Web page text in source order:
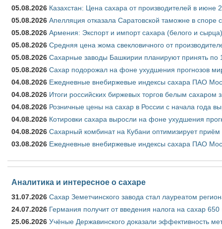
05.08.2026 Казахстан: Цена сахара от производителей в июне
05.08.2026 Апелляция отказала Саратовской таможне в
05.08.2026 Армения: Экспорт и импорт сахара (белого и
05.08.2026 Средняя цена жома свекловичного от
05.08.2026 Сахарные заводы Башкирии планируют принять по
05.08.2026 Сахар подорожал на фоне ухудшения прогнозов
04.08.2026 Ежедневные внебиржевые индексы сахара ПАО
04.08.2026 Итоги российских биржевых торгов белым сахаром
04.08.2026 Розничные цены на сахар в России с начала года
04.08.2026 Котировки сахара выросли на фоне ухудшения
04.08.2026 Сахарный комбинат на Кубани оптимизирует приём
03.08.2026 Ежедневные внебиржевые индексы сахара ПАО
Аналитика и интересное о сахаре
31.07.2026 Сахар Земетчинского завода стал лауреатом
24.07.2026 Германия получит от введения налога на сахар
25.06.2026 Учёные Державинского доказали эффективность